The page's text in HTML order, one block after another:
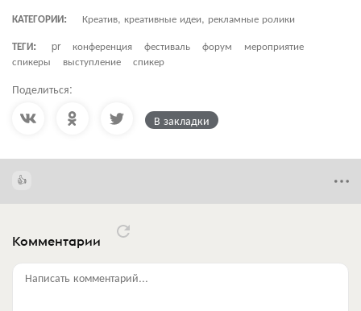
КАТЕГОРИИ:
Креатив, креативные идеи, рекламные ролики
ТЕГИ:
pr конференция фестиваль форум
мероприятие
спикеры
выступление спикер
Поделиться:
В закладки
Комментарии
Написать комментарий...